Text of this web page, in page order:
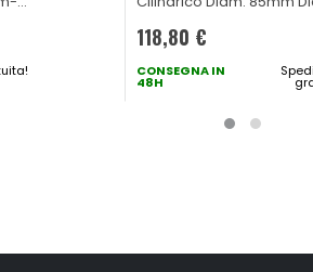
118,80 €
CONSEGNA IN
48H